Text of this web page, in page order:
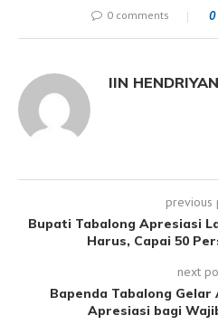
0 comments 0
IIN
previous
Bupati Tabalong Apresiasi
Harus, Capai 50
next
Bapenda Tabalong Gelar
Apresiasi bagi